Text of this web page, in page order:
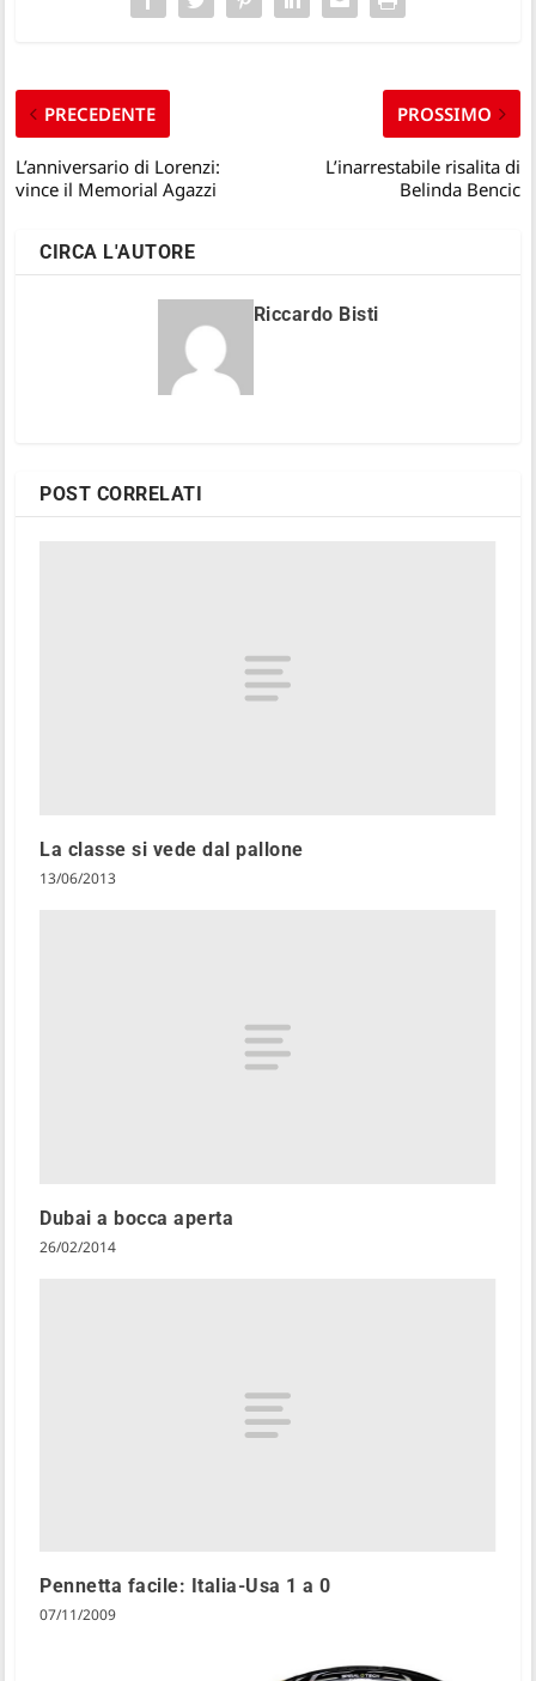
PRECEDENTE
L’anniversario di Lorenzi:
vince il Memorial Agazzi
PROSSIMO
L’inarrestabile risalita di
Belinda Bencic
CIRCA L'AUTORE
Riccardo Bisti
POST CORRELATI
La classe si vede dal pallone
13/06/2013
Dubai a bocca aperta
26/02/2014
Pennetta facile: Italia-Usa 1 a 0
07/11/2009